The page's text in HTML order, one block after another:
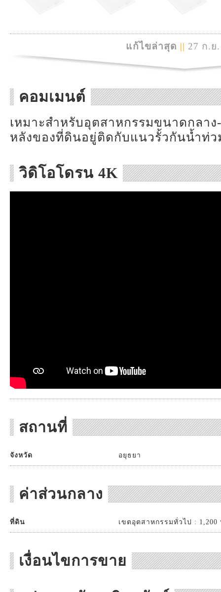
แก้ไขล่าสุด || 27 ก.ย
คอมเมนต์
เหมาะสำหรับอุตสาหกรรมขนาดกลา
หลังของที่ดินอยู่ติดกับแนวรั้วกันน้ำท่ว
วิดิโอโดรน 4K
สถานที่
จังหวัด อยุธยา
ค่าส่วนกลาง
ที่ดิน เขตอุตสาหกรรมทั่วไป :
เงื่อนไขการขาย